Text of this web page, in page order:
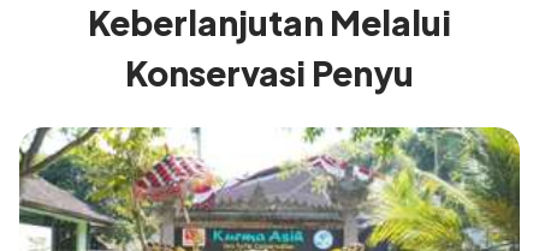
Keberlanjutan Melalui
Konservasi Penyu